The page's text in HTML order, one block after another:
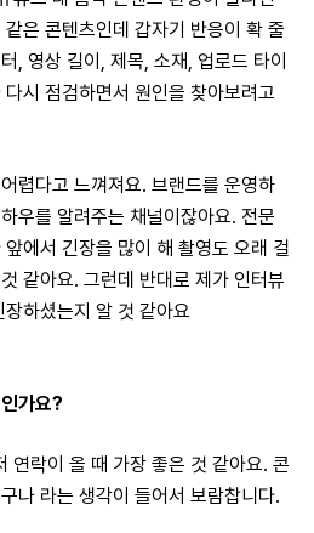
은 콘텐츠인데 갑자기 반응이 확 줄
, 영상 길이, 제목, 소재, 업로드 타이
시 점검하면서 원인을 찾아보려고
렵다고 느껴져요. 브랜드를 운영하
우를 알려주는 채널이잖아요. 전문
에서 긴장을 많이 해 촬영도 오래 걸
같아요. 그런데 반대로 제가 인터뷰
하셨는지 알 것 같아요
가요?
연락이 올 때 가장 좋은 것 같아요. 콘
나 라는 생각이 들어서 보람찹니다.